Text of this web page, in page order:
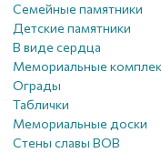
Семейные памятники
Детские памятники
В виде сердца
Мемориальные
Ограды
Таблички
Мемориальные доски
Стены славы ВОВ